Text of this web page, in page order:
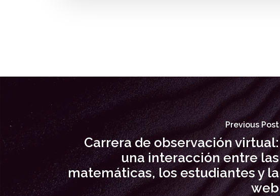
Previous Post
Carrera de observación virtual:
una interacción entre las
matemáticas, los estudiantes y la
web